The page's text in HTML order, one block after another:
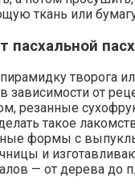
ткань или
пасхальной
творога
зависимости от
резанные
такое
формы с
и
— от дерева до